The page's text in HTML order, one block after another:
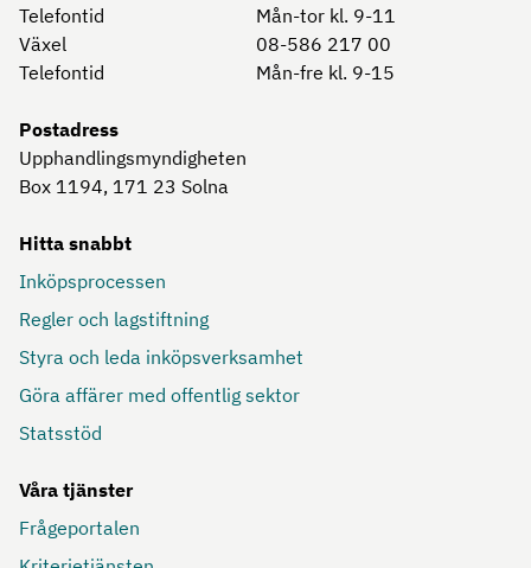
Telefontid
Mån-tor kl. 9-11
Växel
08-586 217 00
Telefontid
Mån-fre kl. 9-15
Postadress
Upphandlingsmyndigheten
Box 1194, 171 23 Solna
Hitta snabbt
Inköpsprocessen
Regler och lagstiftning
Styra och leda inköpsverksamhet
Göra affärer med offentlig sektor
Statsstöd
Våra tjänster
Frågeportalen